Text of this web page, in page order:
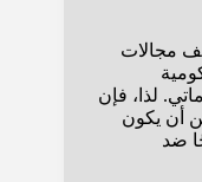
مجالات
لذا، فإن
أن يكون
ضد